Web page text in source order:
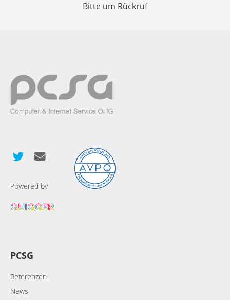
Bitte um Rückruf
Powered by
PCSG
Referenzen
News